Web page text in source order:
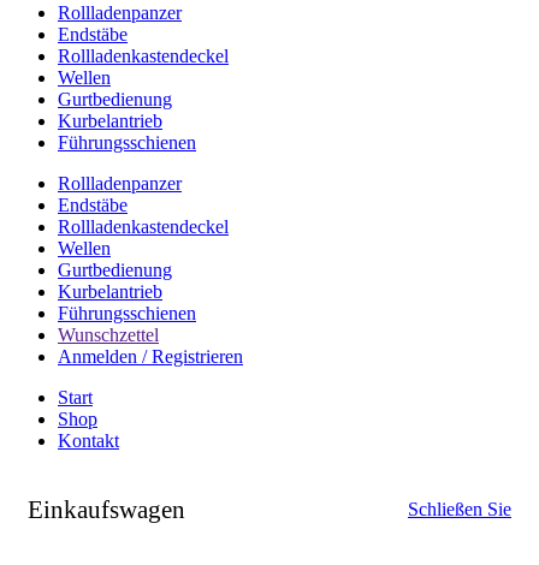
Rollladenpanzer
Endstäbe
Rollladenkastendeckel
Wellen
Gurtbedienung
Kurbelantrieb
Führungsschienen
Rollladenpanzer
Endstäbe
Rollladenkastendeckel
Wellen
Gurtbedienung
Kurbelantrieb
Führungsschienen
Wunschzettel
Anmelden / Registrieren
Start
Shop
Kontakt
Einkaufswagen Schließen Sie